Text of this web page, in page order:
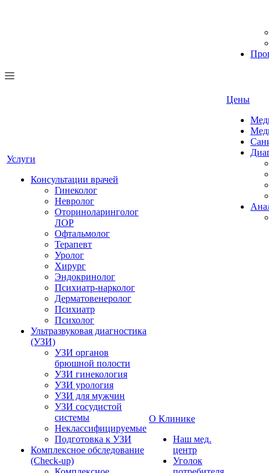
Услуги
Консультации врачей
Гинеколог
Невролог
Оториноларинголог
ЛОР
Офтальмолог
Терапевт
Уролог
Хирург
Эндокринолог
Психиатр-нарколог
Дерматовенеролог
Психиатр
Психолог
Ультразвуковая диагностика
(УЗИ)
УЗИ органов
брюшной полости
УЗИ гинекология
УЗИ урология
УЗИ для мужчин
УЗИ сосудистой
системы
Неклассифицируемые
Подготовка к УЗИ
Комплексное обследование
(Check-up)
О Клинике
Наш мед.
центр
Уголок
Цены